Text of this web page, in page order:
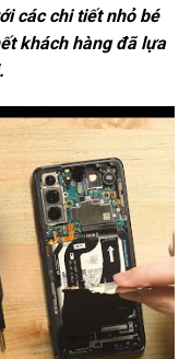
các chi tiết nhỏ bé
khách hàng đã lựa